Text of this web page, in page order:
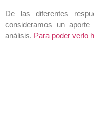
De las diferentes
consideramos un
análisis. Para poder verlo